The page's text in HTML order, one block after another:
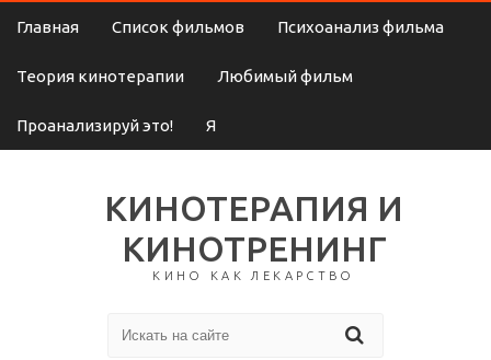
Главная Список фильмов Психоанализ фильма
Теория кинотерапии Любимый фильм
Проанализируй это! Я
КИНОТЕРАПИЯ И
КИНОТРЕНИНГ
КИНО КАК ЛЕКАРСТВО